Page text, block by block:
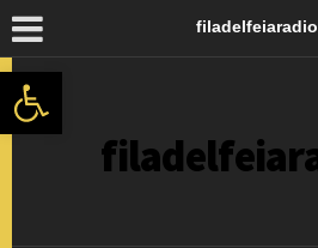
Ανοίξτε τη γραμμή εργαλείων